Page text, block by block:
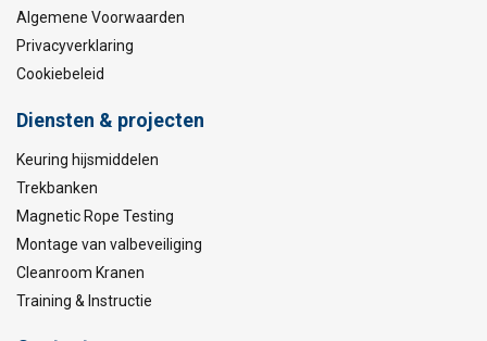
Algemene Voorwaarden
Privacyverklaring
Cookiebeleid
Diensten & projecten
Keuring hijsmiddelen
Trekbanken
Magnetic Rope Testing
Montage van valbeveiliging
Cleanroom Kranen
Training & Instructie